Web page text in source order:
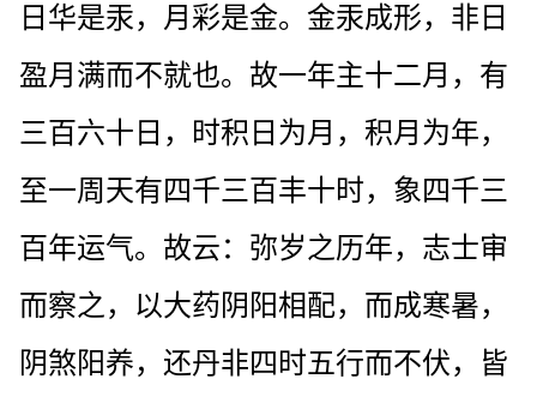
日华是汞，月彩是金。金汞成形，非日
盈月满而不就也。故一年主十二月，有
三百六十日，时积日为月，积月为年，
至一周天有四千三百丰十时，象四千三
百年运气。故云：弥岁之历年，志士审
而察之，以大药阴阳相配，而成寒暑，
阴煞阳养，还丹非四时五行而不伏，皆